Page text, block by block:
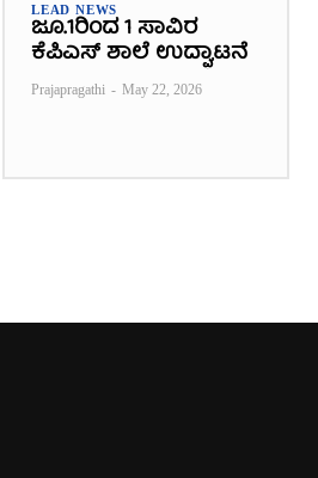
LEAD NEWS
ಜೂ.1ರಿಂದ 1 ಸಾವಿರ
ಕೆಪಿಎಸ್ ಶಾಲೆ ಉದ್ಘಾಟನೆ
Prajapragathi - May 22, 2026